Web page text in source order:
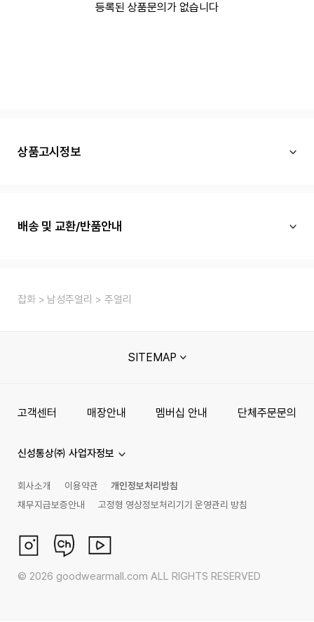
등록된 상품문의가 없습니다
상품고시정보
배송 및 교환/반품안내
잡화 남성주얼리 주얼리
SITEMAP
고객센터 매장안내 멤버십 안내 단체주문문의
신성통상㈜ 사업자정보
회사소개 이용약관
개인정보처리방침
채무지급보증안내
고정형 영상정보처리기기 운영관리 방침
© 2026 goodwearmall.com ALL RIGHTS RESERVED